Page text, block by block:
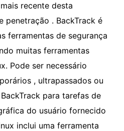
recente desta
penetração . BackTrack é
ferramentas de segurança
muitas ferramentas
Pode ser necessário
, ultrapassados ​​ou
para tarefas de
do usuário fornecido
inclui uma ferramenta